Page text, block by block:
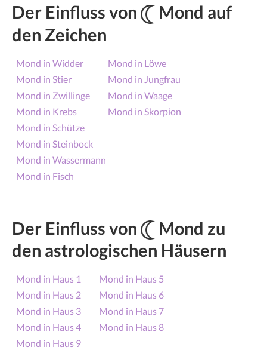
Der Einfluss von
Mond auf
den Zeichen
Mond in Widder
Mond in Stier
Mond in Zwillinge
Mond in Krebs
Mond in Löwe
Mond in Jungfrau
Mond in Waage
Mond in Skorpion
Mond in Schütze
Mond in Steinbock
Mond in Wassermann
Mond in Fisch
Der Einfluss von
Mond zu
den astrologischen Häusern
Mond in Haus 1
Mond in Haus 2
Mond in Haus 3
Mond in Haus 4
Mond in Haus 5
Mond in Haus 6
Mond in Haus 7
Mond in Haus 8
Mond in Haus 9